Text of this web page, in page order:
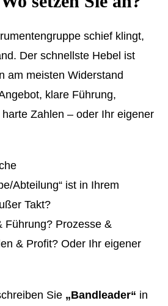
schief klingt,
Der schnellste Hebel ist
am meisten Widerstand
klare Führung,
Zahlen – oder Ihr eigener
Abteilung“ ist in Ihrem
Takt?
Führung? Prozesse &
& Profit? Oder Ihr eigener
Sie „Bandleader“ in